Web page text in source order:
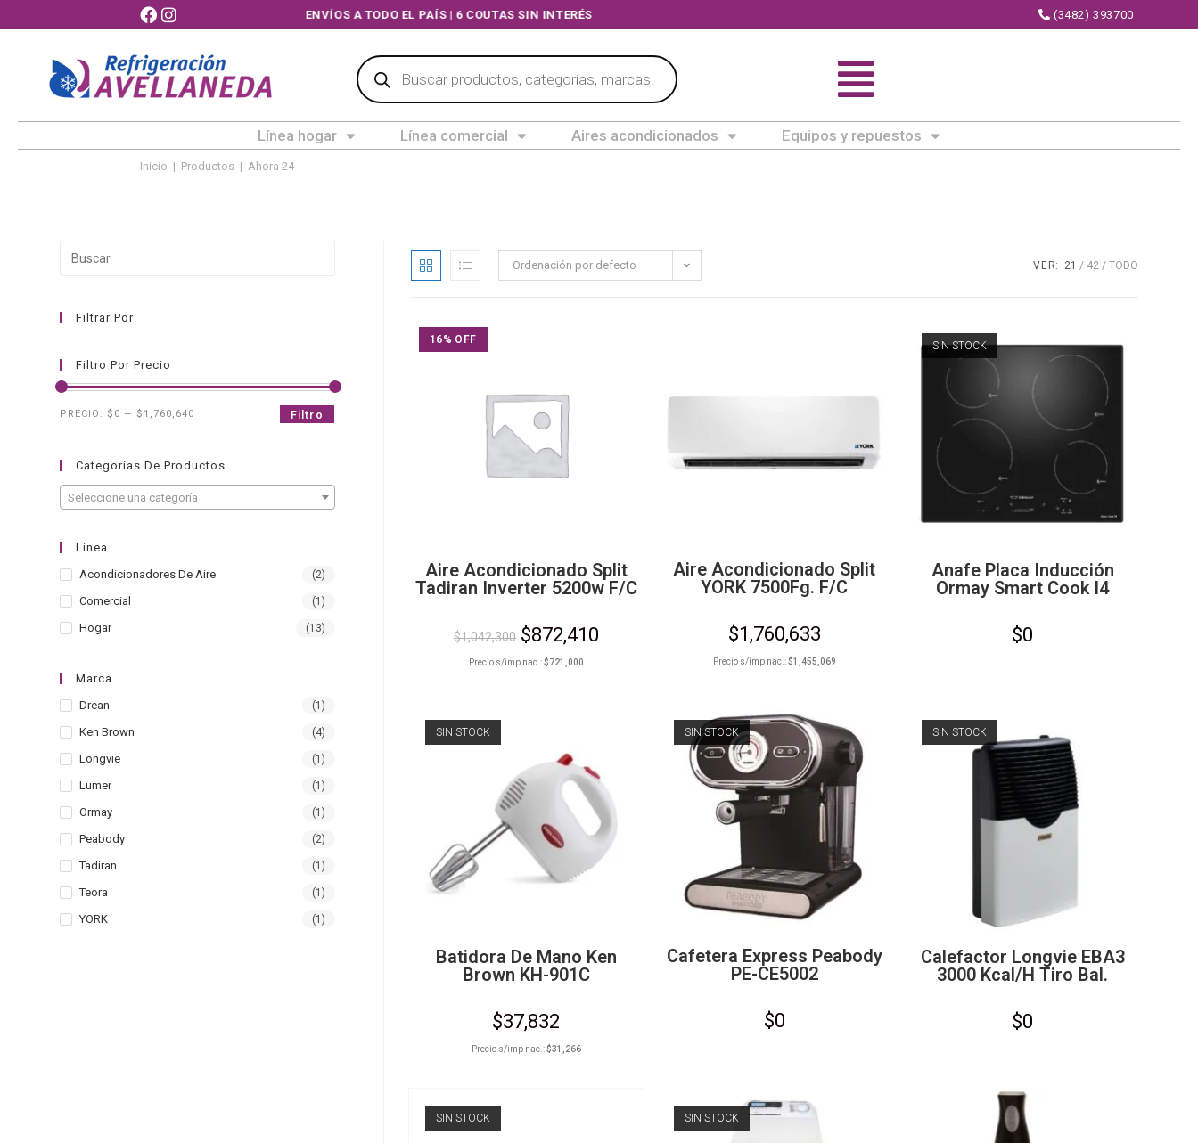
ENVÍOS A TODO EL PAÍS | 6 COUTAS SIN INTERÉS (3482) 393700
Línea hogar Línea comercial Aires acondicionados Equipos y repuestos
Inicio | Productos | Ahora 24
Filtrar Por:
Filtro Por Precio
Filtro
PRECIO:$0 —$1,760,640
Categorías De Productos
Seleccione una categoría
Linea
Acondicionadores De Aire
(2)
Comercial (1)
Hogar (13)
Marca
Drean
(1)
Ken Brown (4)
Longvie (1)
Lumer (1)
Ormay (1)
Peabody (2)
Tadiran (1)
Teora (1)
YORK (1)
Ordenación por defecto VER: 21 42 TODO
16% OFF
Aire Acondicionado Split
Tadiran Inverter 5200w F/C
$1,042,300 $872,410
Precio s/imp nac.:$721,000
Aire Acondicionado Split
YORK 7500Fg. F/C
$1,760,633
Precio s/imp nac.:$1,455,069
SIN STOCK
Anafe Placa Inducción
Ormay Smart Cook I4
$0
SIN STOCK
Batidora De Mano Ken
Brown KH-901C
$37,832
Precio s/imp nac.:$31,266
SIN STOCK
Cafetera Express Peabody
PE-CE5002
$0
SIN STOCK
Calefactor Longvie EBA3
3000 Kcal/h Tiro Bal.
$0
SIN STOCK SIN STOCK